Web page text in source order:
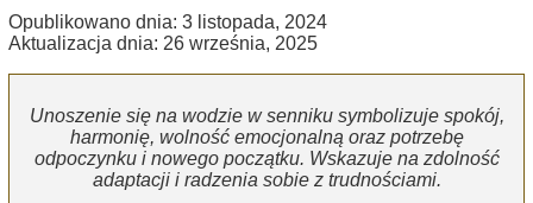
Opublikowano dnia: 3 listopada, 2024
Aktualizacja dnia: 26 września, 2025
Unoszenie się na wodzie w senniku symbolizuje spokój,
harmonię, wolność emocjonalną oraz potrzebę
odpoczynku i nowego początku. Wskazuje na zdolność
adaptacji i radzenia sobie z trudnościami.